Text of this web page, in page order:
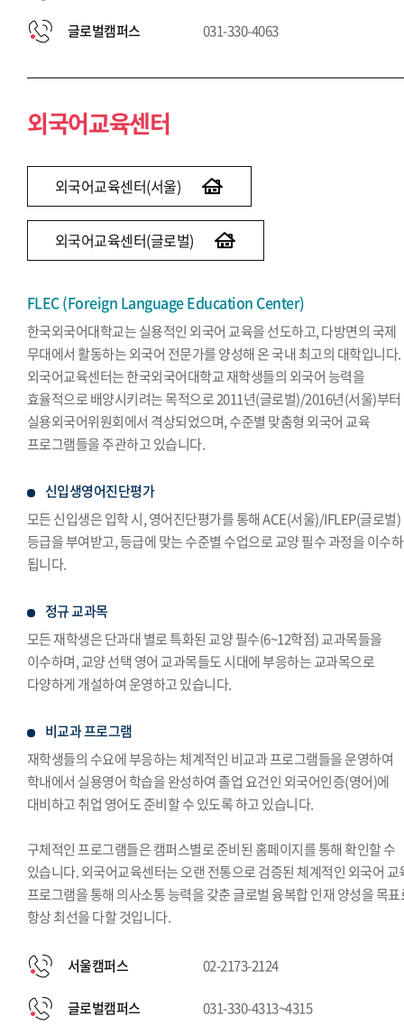
글로벌캠퍼스 031-330-4063
외국어교육센터
외국어교육센터(서울)
외국어교육센터(글로벌)
FLEC (Foreign Language Education Center)
한국외국어대학교는 실용적인 외국어 교육을 선도하고, 다방면의 국제
무대에서 활동하는 외국어 전문가를 양성해 온 국내 최고의 대학입니다.
외국어교육센터는 한국외국어대학교 재학생들의 외국어 능력을
효율적으로 배양시키려는 목적으로 2011년(글로벌)/2016년(서울)부터
실용외국어위원회에서 격상되었으며, 수준별 맞춤형 외국어 교육
프로그램들을 주관하고 있습니다.
신입생영어진단평가
모든 신입생은 입학 시, 영어진단평가를 통해 ACE(서울)/IFLEP(글로벌)
등급을 부여받고, 등급에 맞는 수준별 수업으로 교양 필수 과정을 이수
됩니다.
정규 교과목
모든 재학생은 단과대 별로 특화된 교양 필수(6~12학점) 교과목들을
이수하며, 교양 선택 영어 교과목들도 시대에 부응하는 교과목으로
다양하게 개설하여 운영하고 있습니다.
비교과 프로그램
재학생들의 수요에 부응하는 체계적인 비교과 프로그램들을 운영하여
학내에서 실용영어 학습을 완성하여 졸업 요건인 외국어인증(영어)에
대비하고 취업 영어도 준비할 수 있도록 하고 있습니다.
구체적인 프로그램들은 캠퍼스별로 준비된 홈페이지를 통해 확인할 수
있습니다. 외국어교육센터는 오랜 전통으로 검증된 체계적인 외국어 교
프로그램을 통해 의사소통 능력을 갖춘 글로벌 융복합 인재 양성을 목
항상 최선을 다할 것입니다.
서울캠퍼스 02-2173-2124
글로벌캠퍼스 031-330-4313~4315